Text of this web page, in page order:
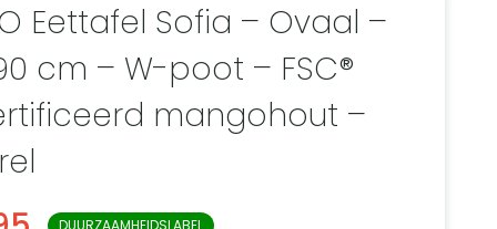
Eettafel Sofia – Ovaal –
cm – W-poot – FSC®
mangohout –